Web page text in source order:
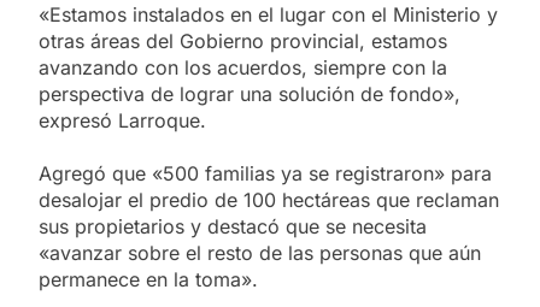
«Estamos instalados en el lugar con el Ministerio y
otras áreas del Gobierno provincial, estamos
avanzando con los acuerdos, siempre con la
perspectiva de lograr una solución de fondo»,
expresó Larroque.
Agregó que «500 familias ya se registraron» para
desalojar el predio de 100 hectáreas que reclaman
sus propietarios y destacó que se necesita
«avanzar sobre el resto de las personas que aún
permanece en la toma».